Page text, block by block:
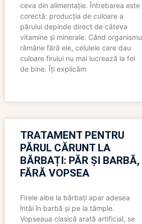
ceva din alimentație. Întrebarea este
corectă: producția de culoare a
părului depinde direct de câteva
vitamine și minerale. Când
rămâne fără ele, celulele care dau
culoare firului nu mai lucrează la fel
de bine. Îți explicăm
TRATAMENT PENTRU
PĂRUL CĂRUNT LA
BĂRBAȚI: PĂR ȘI BARBĂ,
FĂRĂ VOPSEA
Firele albe la bărbați apar adesea
întâi în barbă și pe la tâmple.
Vopseaua clasică arată artificial, se